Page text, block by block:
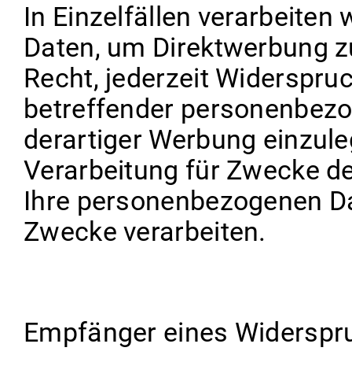
In Einzelfällen verarbeiten
Daten, um Direktwerbung
Recht, jederzeit
betreffender
derartiger Werbung
Verarbeitung für Zwecke
Ihre personenbezogenen
Zwecke verarbeiten.
Empfänger eines